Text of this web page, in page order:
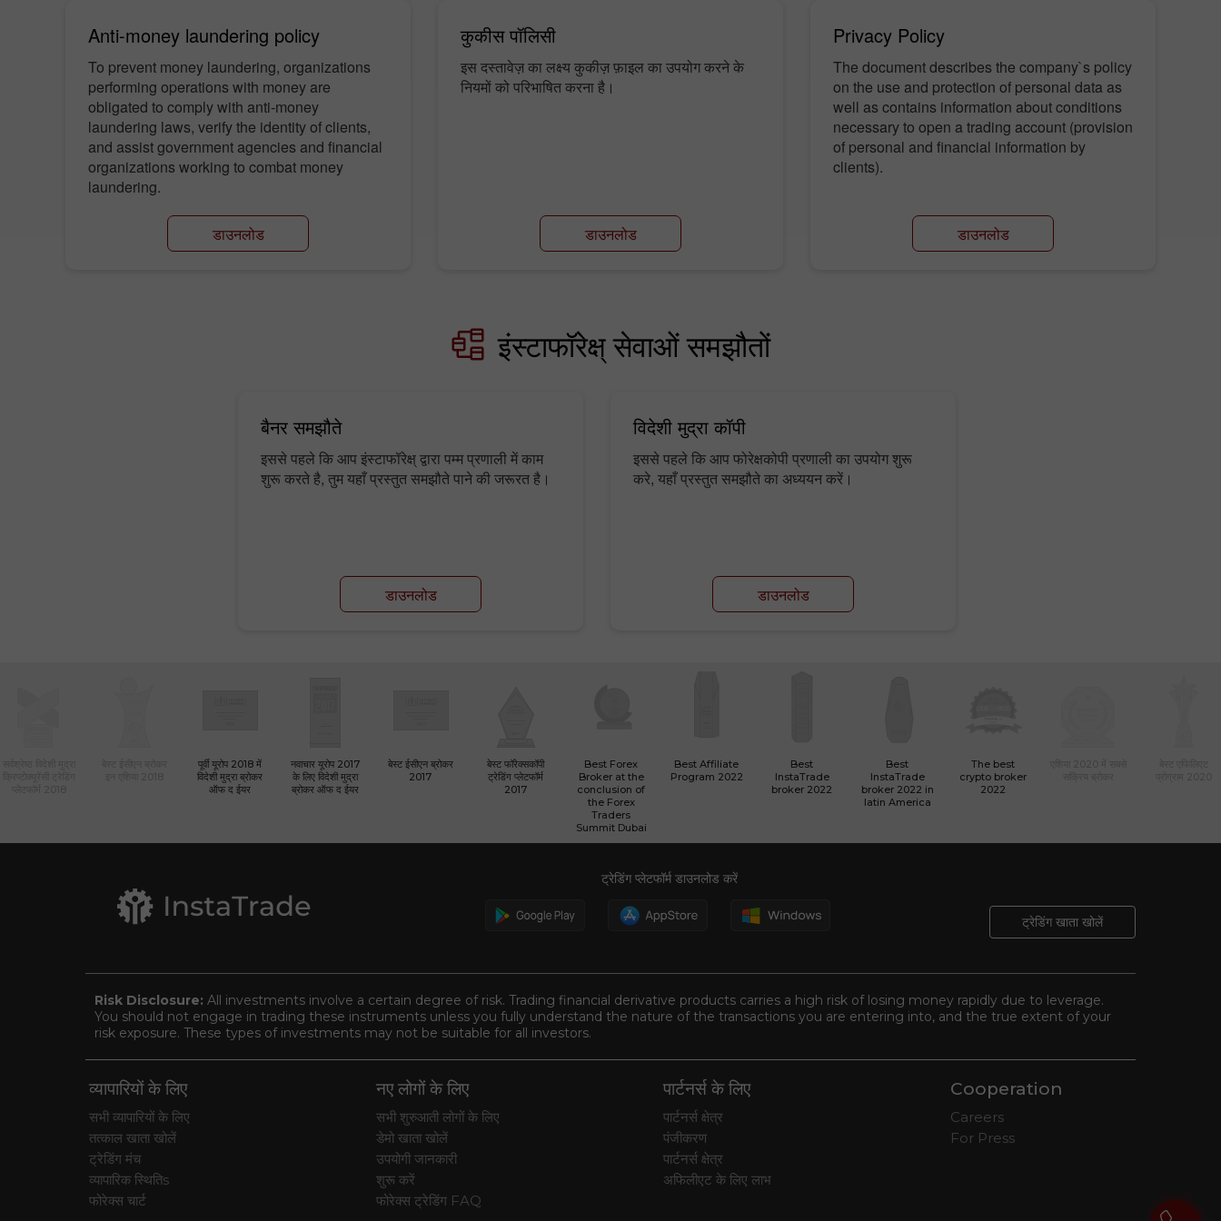
Anti-money laundering policy
To prevent money laundering, organizations
performing operations with money are
obligated to comply with anti-money
laundering laws, verify the identity of clients,
and assist government agencies and financial
organizations working to combat money
laundering.
डाउनलोड
कुकीस पॉलिसी
इस दस्तावेज़ का लक्ष्य कुकीज़ फ़ाइल का उपयोग करने के
नियमों को परिभाषित करना है।
डाउनलोड
Privacy Policy
The document describes the company`s policy
on the use and protection of personal data as
well as contains information about conditions
necessary to open a trading account (provision
of personal and financial information by
clients).
डाउनलोड
इंस्टाफॉरेक्ष् सेवाओं समझौतों
बैनर समझौते
इससे पहले कि आप इंस्टाफॉरेक्ष् द्वारा पम्म प्रणाली में काम
शुरू करते है, तुम यहाँ प्रस्तुत समझौते पाने की जरूरत है।
डाउनलोड
विदेशी मुद्रा कॉपी
इससे पहले कि आप फोरेक्षकोपी प्रणाली का उपयोग शुरू
करे, यहाँ प्रस्तुत समझौते का अध्ययन करें।
डाउनलोड
पूर्वी यूरोप 2018 में
विदेशी मुद्रा ब्रोकर
ऑफ द ईयर
नवाचार यूरोप 2017
के लिए विदेशी मुद्रा
ब्रोकर ऑफ द ईयर
बेस्ट ईसीएन ब्रोकर
2017
बेस्ट फॉरेक्सकॉपी
ट्रेडिंग प्लेटफॉर्म
2017
Best Forex
Broker at the
conclusion of
the Forex
Traders
Summit Dubai
Best Affiliate
Program 2022
Best
InstaTrade
broker 2022
Best
InstaTrade
broker 2022 in
latin America
The best
crypto broker
2022
ट्रेडिंग प्लेटफॉर्म डाउनलोड करें
ट्रेडिंग खाता खोलें
Risk Disclosure: All investments involve a certain degree of risk. Trading financial derivative products carries a high risk of losing money rapidly due to leverage.
You should not engage in trading these instruments unless you fully understand the nature of the transactions you are entering into, and the true extent of your
risk exposure. These types of investments may not be suitable for all investors.
व्यापारियों के लिए
सभी व्यापारियों के लिए
तत्काल खाता खोलें
ट्रेडिंग मंच
व्यापारिक स्थितिs
फोरेक्स चार्ट
नए लोगों के लिए
सभी शुरुआती लोगों के लिए
डेमो खाता खोलें
उपयोगी जानकारी
शुरू करें
फोरेक्स ट्रेडिंग FAQ
पार्टनर्स के लिए
पार्टनर्स क्षेत्र
पंजीकरण
पार्टनर्स क्षेत्र
अफिलीएट के लिए लाभ
Cooperation
Careers
For Press